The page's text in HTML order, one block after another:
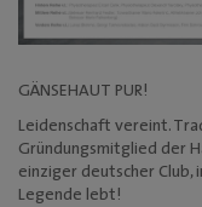
GÄNSEHAUT PUR!
Leidenschaft vereint.
Gründungsmitglied der
einziger deutscher Club,
Legende lebt!